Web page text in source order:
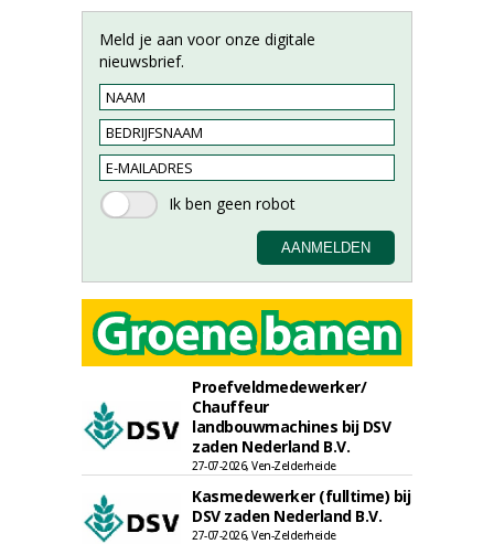
Meld je aan voor onze digitale
nieuwsbrief.
Proefveldmedewerker/
Chauffeur
landbouwmachines bij DSV
zaden Nederland B.V.
27-07-2026, Ven-Zelderheide
Kasmedewerker (fulltime) bij
DSV zaden Nederland B.V.
27-07-2026, Ven-Zelderheide